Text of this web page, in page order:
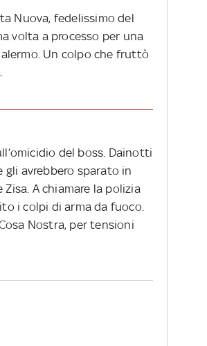
Nuova, fedelissimo del
volta a processo per una
Un colpo che fruttò
del boss. Dainotti
avrebbero sparato in
A chiamare la polizia
i colpi di arma da fuoco.
Nostra, per tensioni